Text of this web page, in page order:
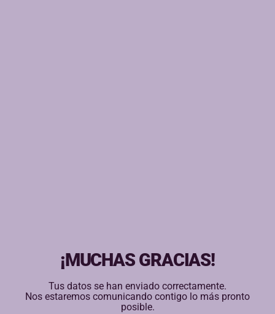
¡MUCHAS GRACIAS!
Tus datos se han enviado correctamente.
Nos estaremos comunicando contigo lo más pronto
posible.